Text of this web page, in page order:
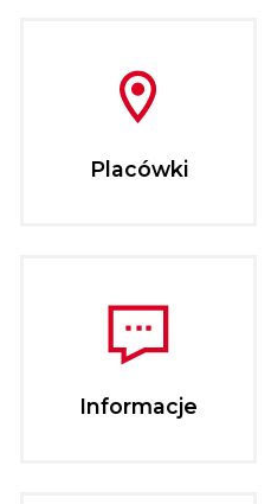
Placówki
Informacje